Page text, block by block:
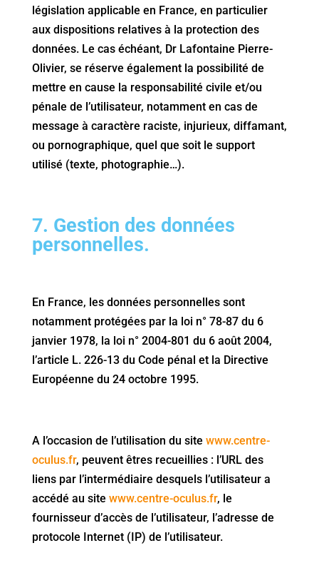
législation applicable en France, en particulier
aux dispositions relatives à la protection des
données. Le cas échéant, Dr Lafontaine Pierre-
Olivier, se réserve également la possibilité de
mettre en cause la responsabilité civile et/ou
pénale de l’utilisateur, notamment en cas de
message à caractère raciste, injurieux, diffamant,
ou pornographique, quel que soit le support
utilisé (texte, photographie…).
7. Gestion des données
personnelles.
En France, les données personnelles sont
notamment protégées par la loi n° 78-87 du 6
janvier 1978, la loi n° 2004-801 du 6 août 2004,
l’article L. 226-13 du Code pénal et la Directive
Européenne du 24 octobre 1995.
A l’occasion de l’utilisation du site www.centre-
oculus.fr, peuvent êtres recueillies : l’URL des
liens par l’intermédiaire desquels l’utilisateur a
accédé au site www.centre-oculus.fr, le
fournisseur d’accès de l’utilisateur, l’adresse de
protocole Internet (IP) de l’utilisateur.